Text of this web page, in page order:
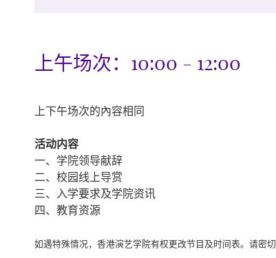
上午场次：10:00 - 12:00
上下午场次的內容相同
活动内容
一、学院领导献辞
二、校园线上导赏
三、入学要求及学院资讯
四、教育资源
如遇特殊情况，香港演艺学院有权更改节目及时间表。请密切